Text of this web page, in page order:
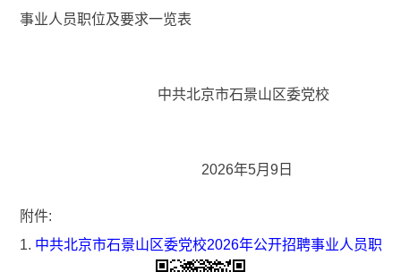
事业人员职位及要求一览表
中共北京市石景山区委党校
2026年5月9日
附件:
1. 中共北京市石景山区委党校2026年公开招聘事业人员职